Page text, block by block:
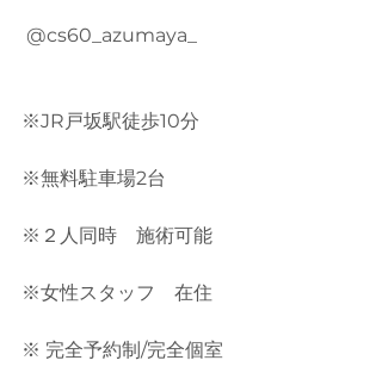
@cs60_azumaya_
※JR戸坂駅徒歩10分
※無料駐車場2台
※２人同時　施術可能
※女性スタッフ　在住
※ 完全予約制/完全個室